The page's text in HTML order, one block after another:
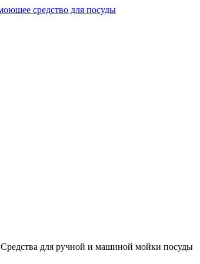
Средства для ручной и машиной мойки посуды